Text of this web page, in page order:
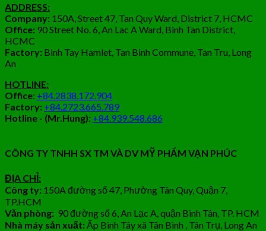
ADDRESS:
Company: 150A, Street 47, Tan Quy Ward, District 7, HCMC
Office: 90 Street No. 6, An Lac A Ward, Binh Tan District,
HCMC
Factory: Binh Tay Hamlet, Tan Binh Commune, Tan Tru, Long
An
HOTLINE:
Office: +84.2838.172.904
Factory: +84.2723.665.789
Hotline - (Mr.Hung): +84.939.548.686
CÔNG TY TNHH SX TM VÀ DV MỸ PHẨM VẠN PHÚC
ĐỊA CHỈ:
Công ty: 150A đường số 47, Phường Tân Quy, Quận 7,
TP.HCM
Văn phòng: 90 đường số 6, An Lạc A, quận Bình Tân, TP. HCM
Nhà máy sản xuất: Ấp Bình Tây xã Tân Bình , Tân Trụ, Long An